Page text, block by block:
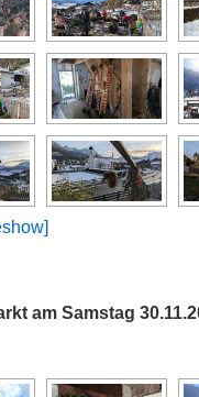
am Samstag